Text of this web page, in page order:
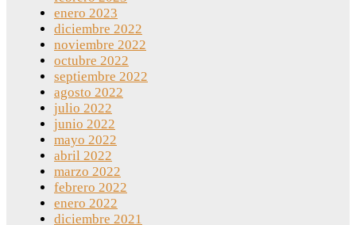
enero 2023
diciembre 2022
noviembre 2022
octubre 2022
septiembre 2022
agosto 2022
julio 2022
junio 2022
mayo 2022
abril 2022
marzo 2022
febrero 2022
enero 2022
diciembre 2021